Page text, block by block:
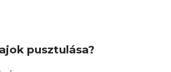
pusztulása?